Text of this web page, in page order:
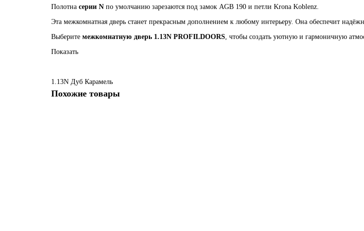
Полотна серии N по умолчанию зарезаются под замок AGB 190 и петли Krona Koblenz.
Эта межкомнатная дверь станет прекрасным дополнением к любому интерьеру. Она обеспечит
Выберите межкомнатную дверь 1.13N PROFILDOORS, чтобы создать уютную и гармоничную
Показать
1.13N Дуб Карамель
Похожие товары